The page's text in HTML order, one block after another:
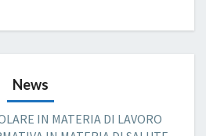
News
IN MATERIA DI LAVORO